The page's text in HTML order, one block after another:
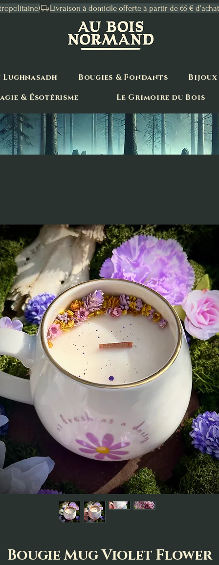
Bougies & Fondants
Bijoux
& Ésotérisme
Le Grimoire du Bois
Bougie Mug Violet Flower